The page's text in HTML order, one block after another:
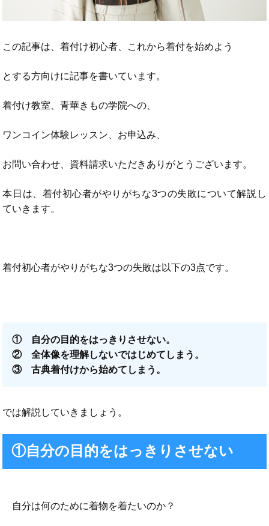
この記事は、着付け初心者、これから着付を始めよう
とする方向けに記事を書いています。
着付け教室、青華きもの学院への、
ワンコイン体験レッスン、お申込み、
お問い合わせ、資料請求いただきありがとうございます。
本日は、着付初心者がやりがちな3つの失敗について解説し
ていきます。
着付初心者がやりがちな3つの失敗は以下の3点です。
① 自分の目的をはっきりさせない。
② 全体像を理解しないではじめてしまう。
③ 古典着付けから始めてしまう。
では解説していきましょう。
①自分の目的をはっきりさせない
自分は何のために着物を着たいのか？